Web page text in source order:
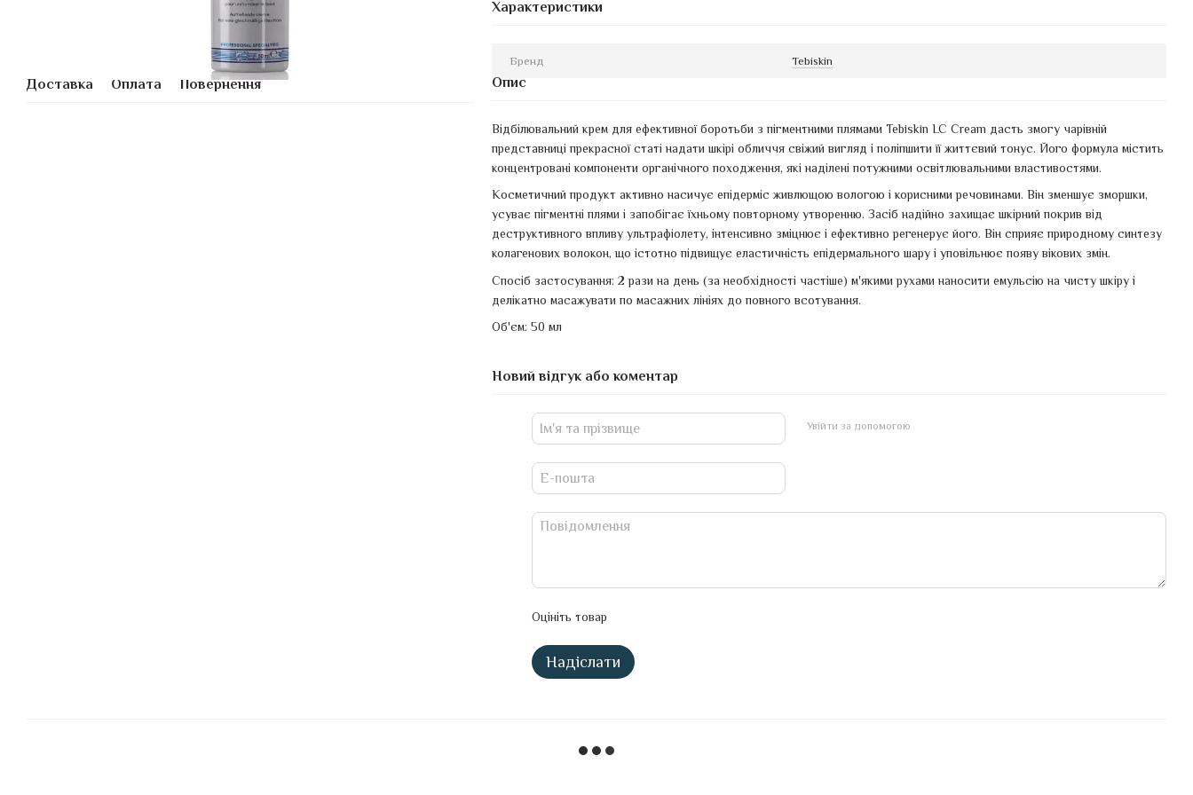
Доставка Оплата Повернення
Характеристики
Бренд Tebiskin
Опис
Відбілювальний крем для ефективної боротьби з пігментними плямами Tebiskin LC Cream дасть змогу чарівній
представниці прекрасної статі надати шкірі обличчя свіжий вигляд і поліпшити її життєвий тонус. Його формула містить
концентровані компоненти органічного походження, які наділені потужними освітлювальними властивостями.
Косметичний продукт активно насичує епідерміс живлющою вологою і корисними речовинами. Він зменшує зморшки,
усуває пігментні плями і запобігає їхньому повторному утворенню. Засіб надійно захищає шкірний покрив від
деструктивного впливу ультрафіолету, інтенсивно зміцнює і ефективно регенерує його. Він сприяє природному синтезу
колагенових волокон, що істотно підвищує еластичність епідермального шару і уповільнює появу вікових змін.
Спосіб застосування: 2 рази на день (за необхідності частіше) м'якими рухами наносити емульсію на чисту шкіру і
делікатно масажувати по масажних лініях до повного всотування.
Об'єм: 50 мл
Новий відгук або коментар
Увійти за допомогою
Оцініть товар
Надіслати